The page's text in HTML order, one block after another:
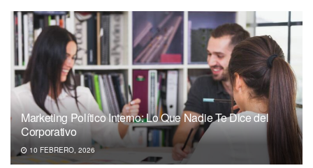
Marketing Político Interno: Lo Que Nadie Te Dice del
Corporativo
10 FEBRERO, 2026